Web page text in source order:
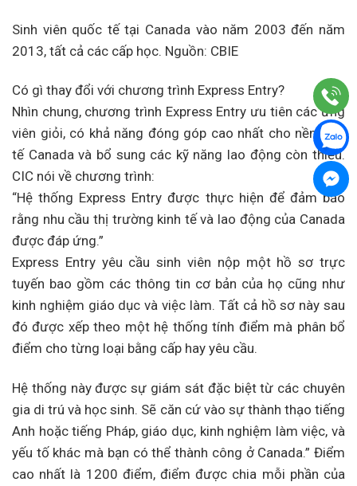
Sinh viên quốc tế tại Canada vào năm 2003 đến năm
2013, tất cả các cấp học. Nguồn: CBIE
Có gì thay đổi với chương trình Express Entry?
Nhìn chung, chương trình Express Entry ưu tiên các ứng
viên giỏi, có khả năng đóng góp cao nhất cho nền kinh
tế Canada và bổ sung các kỹ năng lao động còn thiếu.
CIC nói về chương trình:
“Hệ thống Express Entry được thực hiện để đảm bảo
rằng nhu cầu thị trường kinh tế và lao động của Canada
được đáp ứng.”
Express Entry yêu cầu sinh viên nộp một hồ sơ trực
tuyến bao gồm các thông tin cơ bản của họ cũng như
kinh nghiệm giáo dục và việc làm. Tất cả hồ sơ này sau
đó được xếp theo một hệ thống tính điểm mà phân bổ
điểm cho từng loại bằng cấp hay yêu cầu.
Hệ thống này được sự giám sát đặc biệt từ các chuyên
gia di trú và học sinh. Sẽ căn cứ vào sự thành thạo tiếng
Anh hoặc tiếng Pháp, giáo dục, kinh nghiệm làm việc, và
yếu tố khác mà bạn có thể thành công ở Canada.” Điểm
cao nhất là 1200 điểm, điểm được chia mỗi phần của